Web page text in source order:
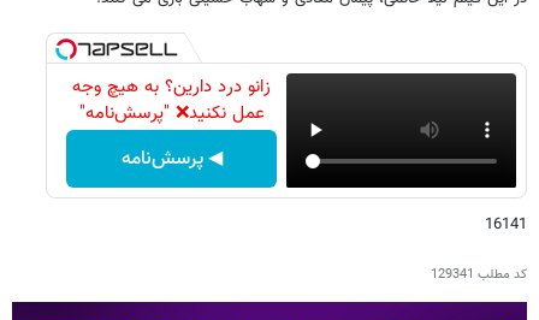
زانو درد دارین؟ به هیچ وجه
عمل نکنید❌ "پرسش‌نامه"
◀ پرسش‌نامه
16141
کد مطلب 129341